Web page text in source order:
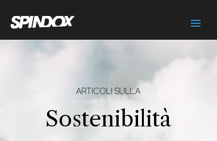
ARTICOLI SULLA
Sostenibilità